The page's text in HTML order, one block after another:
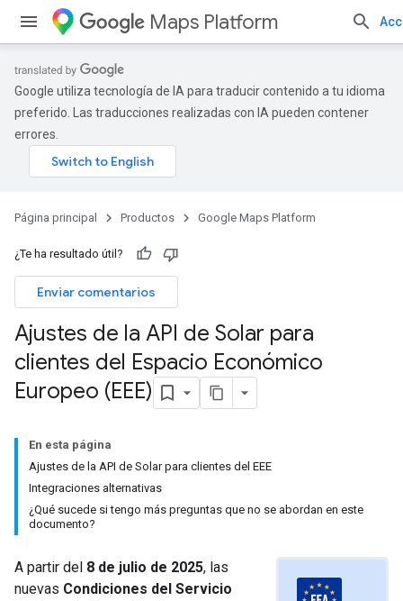
Maps Platform
Google utiliza tecnología de IA para traducir contenido a tu idioma
preferido. Las traducciones realizadas con IA pueden contener
errores.
Página principal Productos Google Maps Platform
¿Te ha resultado útil?
Enviar comentarios
Ajustes de la API de Solar para
clientes del Espacio Económico
Europeo (EEE)
En esta página
Ajustes de la API de Solar para clientes del EEE
Integraciones alternativas
¿Qué sucede si tengo más preguntas que no se abordan en este
documento?
A partir del 8 de julio de 2025, las
nuevas Condiciones del Servicio